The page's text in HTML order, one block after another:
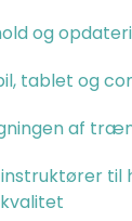
og
tablet og
af
til